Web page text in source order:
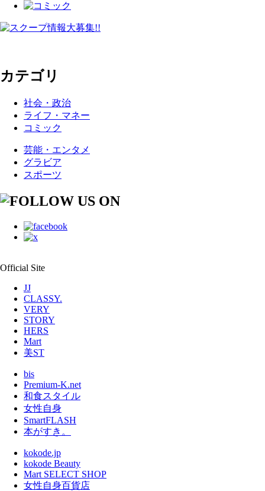
カテゴリ
社会・政治
ライフ・マネー
コミック
芸能・エンタメ
グラビア
スポーツ
Official Site
JJ
CLASSY.
VERY
STORY
HERS
Mart
美ST
bis
Premium-K.net
和食スタイル
女性自身
SmartFLASH
本がすき。
kokode.jp
kokode Beauty
Mart SELECT SHOP
女性自身百貨店